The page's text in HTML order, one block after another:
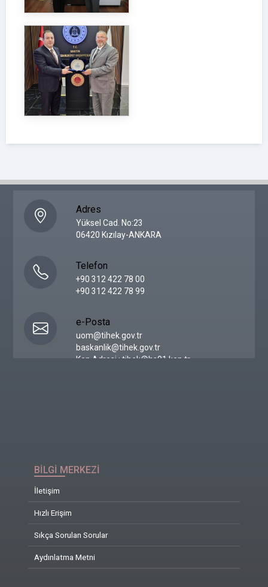
Adres
Yüksel Cad. No:23
06420 Kızılay-ANKARA
Telefon
+90 312 422 78 00
+90 312 422 78 99
e-Posta
uom@tihek.gov.tr
baskanlik@tihek.gov.tr
Kep Adresi : tihek@hs01.kep.tr
BİLGİ MERKEZİ
İletişim
Hızlı Erişim
Sıkça Sorulan Sorular
Aydınlatma Metni